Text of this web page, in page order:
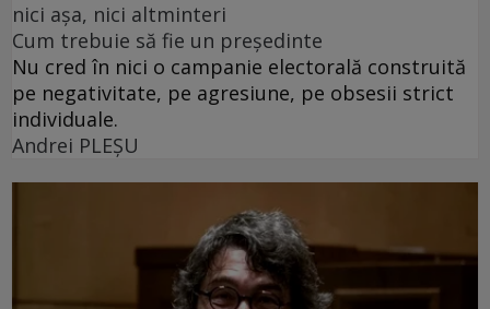
nici așa, nici altminteri
Cum trebuie să fie un președinte
Nu cred în nici o campanie electorală construită
pe negativitate, pe agresiune, pe obsesii strict
individuale.
Andrei PLEŞU